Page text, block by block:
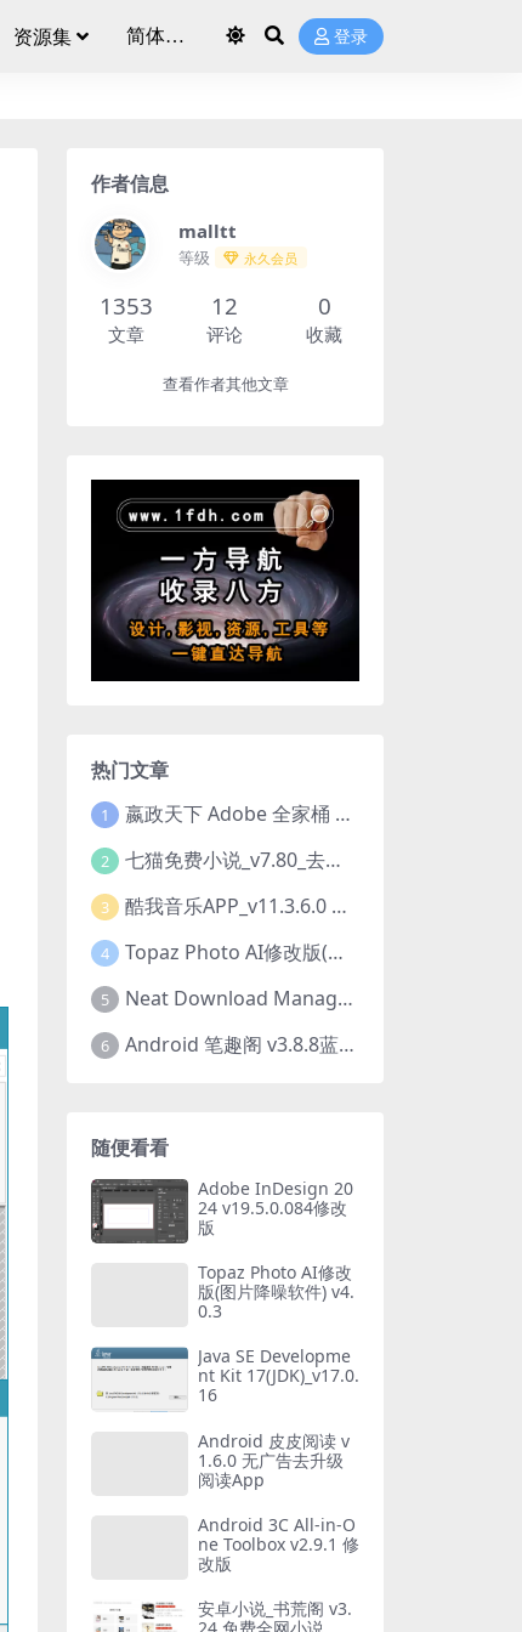
资源集 登录
作者信息
malltt
等级 永久会员
1353
文章
12
评论
0
收藏
查看作者其他文章
热门文章
1 嬴政天下 Adobe 全家桶 2020.2021.2022.2023.2024.2025大师版（2025年08月版 ）
2 七猫免费小说_v7.80_去除广告解锁VIP会员版
3 酷我音乐APP_v11.3.6.0 去广告修改豪华VIP版
4 Topaz Photo AI修改版(图片降噪软件) v4.0.3
5 Neat Download Manager 1.4.10中文版NDM下载器简称NDM
6 Android 笔趣阁 v3.8.8蓝色/1.0.6 /2.7.7去广告完美版
随便看看
Adobe InDesign 20
24 v19.5.0.084修改
版
Topaz Photo AI修改
版(图片降噪软件) v4.
0.3
Java SE Developme
nt Kit 17(JDK)_v17.0.
16
Android 皮皮阅读 v
1.6.0 无广告去升级
阅读App
Android 3C All-in-O
ne Toolbox v2.9.1 修
改版
安卓小说_书荒阁 v3.